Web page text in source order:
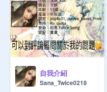
自我介紹
Sana_Twice0218